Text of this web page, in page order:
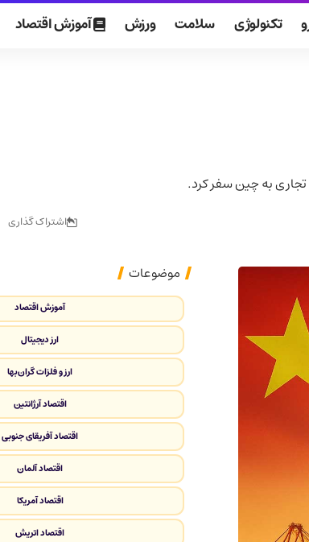
تکنولوژی سلامت ورزش آموزش اقتصاد
به چین سفر کرد.
اشتراک گذاری
موضوعات
آموزش اقتصاد
ارز دیجیتال
ارز و فلزات گران‌بها
اقتصاد آرژانتین
اقتصاد آفریقای جنوبی
اقتصاد آلمان
اقتصاد آمریکا
اقتصاد اتریش